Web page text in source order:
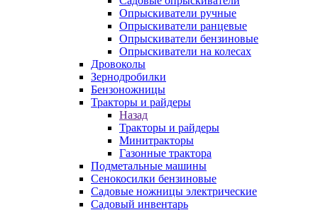
Опрыскиватели ручные
Опрыскиватели ранцевые
Опрыскиватели бензиновые
Опрыскиватели на колесах
Дровоколы
Зернодробилки
Бензоножницы
Тракторы и райдеры
Назад
Тракторы и райдеры
Минитракторы
Газонные трактора
Подметальные машины
Сенокосилки бензиновые
Садовые ножницы электрические
Садовый инвентарь